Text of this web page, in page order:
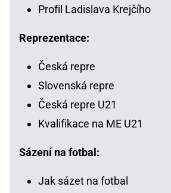
Profil Ladislava Krejčího
Reprezentace:
Česká repre
Slovenská repre
Česká repre U21
Kvalifikace na ME U21
Sázení na fotbal:
Jak sázet na fotbal